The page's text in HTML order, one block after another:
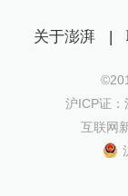
关于澎湃 |
沪ICP证
互联网